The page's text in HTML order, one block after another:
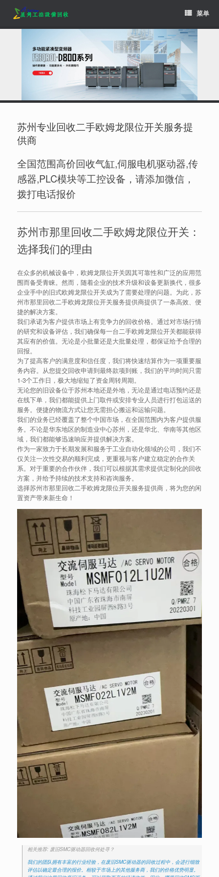
content
菜单
苏州专业回收二手欧姆龙限位开关服务提
供商
全国范围高价回收气缸,伺服电机驱动器,传
感器,PLC模块等工控设备，请添加微信，
拨打电话报价
苏州市那里回收二手欧姆龙限位开关：
选择我们的理由
在众多的机械设备中，欧姆龙限位开关因其可靠性和广泛的应用范
围而备受青睐。然而，随着企业的技术升级和设备更新换代，很多
企业手中的旧式欧姆龙限位开关成为了需要处理的问题。为此，苏
州市那里回收二手欧姆龙限位开关服务提供商提供了一条高效、便
捷的解决方案。
我们承诺为客户提供市场上有竞争力的回收价格。通过对市场行情
的研究和设备评估，我们确保每一台二手欧姆龙限位开关都能获得
其应有的价值。无论是小批量还是大批量处理，都保证给予合理的
回报。
为了提高客户的满意度和信任度，我们将快速结算作为一项重要服
务内容。从您提交回收申请到最终款项到账，我们的平均时间只需
1-3个工作日，极大地缩短了资金周转周期。
无论您的旧设备位于苏州本地还是外地，无论是通过电话预约还是
在线下单，我们都能提供上门取件或安排专业人员进行打包运送的
服务。便捷的物流方式让您无需担心搬运和运输问题。
我们的业务已经覆盖了整个中国市场，在全国范围内为客户提供服
务。不论是华东地区的制造业中心苏州，还是华北、华南等其他区
域，我们都能够迅速响应并提供解决方案。
作为一家致力于长期发展和服务于工业自动化领域的公司，我们不
仅关注一次性交易的顺利完成，更重视与客户建立稳定的合作关
系。对于重要的合作伙伴，我们可以根据其需求提供定制化的回收
方案，并给予持续的技术支持和咨询服务。
选择苏州市那里回收二手欧姆龙限位开关服务提供商，将为您的闲
置资产带来新生命！
相关推荐: 废旧SMC驱动器回收何处寻？
我们的团队拥有丰富的行业经验，在废旧SMC驱动器的回收过程中，会进行细致
评估以确定最合理的报价。相较于市场上的其他服务商，我们的价格优势明显。